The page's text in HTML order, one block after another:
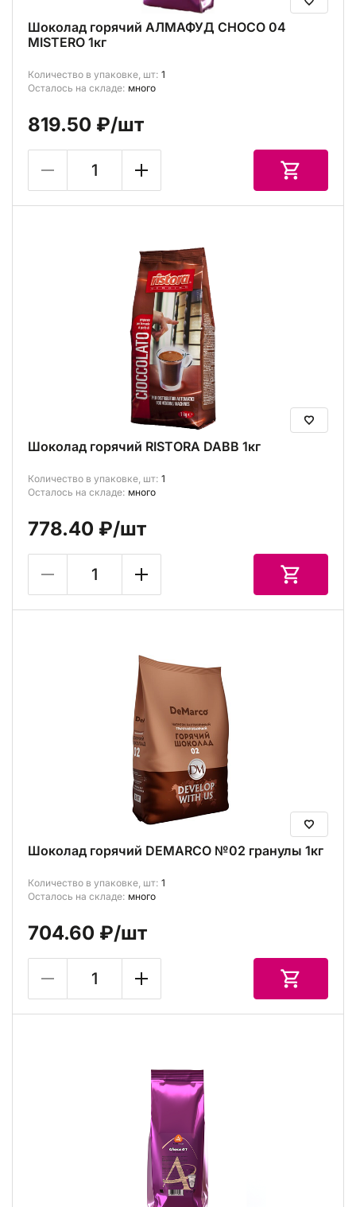
Шоколад горячий АЛМАФУД CHOCO 04
MISTERO 1кг
Количество в упаковке, шт: 1
Осталось на складе: много
819.50 ₽/шт
Шоколад горячий RISTORA DABB 1кг
Количество в упаковке, шт: 1
Осталось на складе: много
778.40 ₽/шт
Шоколад горячий DEMARCO №02 гранулы 1кг
Количество в упаковке, шт: 1
Осталось на складе: много
704.60 ₽/шт